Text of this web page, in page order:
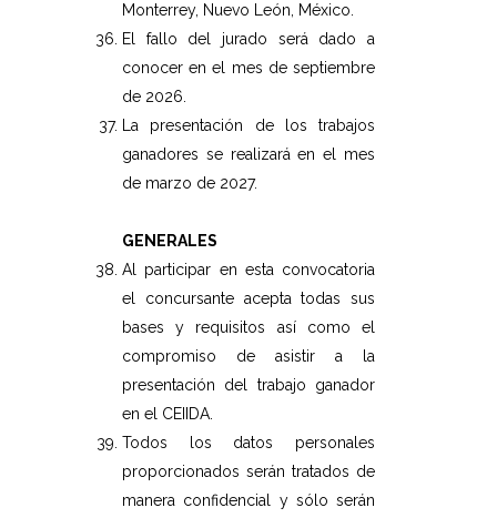
Monterrey, Nuevo León, México.
El fallo del jurado será dado a
conocer en el mes de septiembre
de 2026.
La presentación de los trabajos
ganadores se realizará en el mes
de marzo de 2027.
GENERALES
Al participar en esta convocatoria
el concursante acepta todas sus
bases y requisitos así como el
compromiso de asistir a la
presentación del trabajo ganador
en el CEIIDA.
Todos los datos personales
proporcionados serán tratados de
manera confidencial y sólo serán